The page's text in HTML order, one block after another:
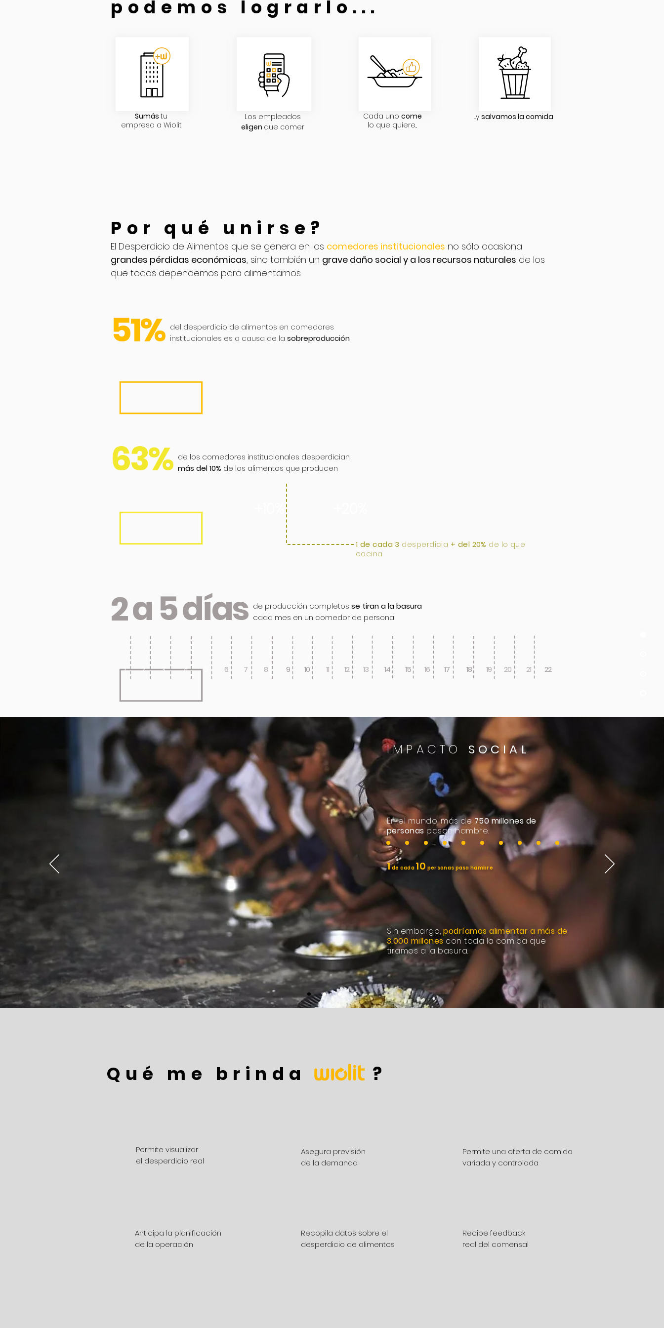
podemos lograrlo...
Sumás tu
empresa a Wiolit
Los empleados
eligen que comer
Cada uno come
lo que quiere...
...y salvamos la comida
Por qué unirse?
El Desperdicio de Alimentos que se genera en los comedores institucionales no sólo ocasiona
grandes pérdidas económicas, sino también un grave daño social y a los recursos naturales de los
que todos dependemos para alimentarnos.
51% del desperdicio de alimentos en comedores
institucionales es a causa de la sobreproducción
63% de los comedores institucionales desperdician
más del 10% de los alimentos que producen
1 de cada 3 desperdicia + del 20% de lo que
cocina
2 a 5 días de producción completos se tiran a la basura
cada mes en un comedor de personal
1 2 3 4 6 7 8 9 10 11 12 13 14 15 16 17 18 19 20 21 22
IMPACTO SOCIAL
En el mundo, más de750 millones de
personas pasan hambre.
1de cada 10 personas pasa hambre
Sin embargo,podríamos alimentar a más de
3.000 millones con toda la comida que
tiramos a la basura.
Qué me brinda ?
Permite visualizar
el desperdicio real
Asegura previsión
de la demanda
Permite una oferta de comida
variada y controlada
Anticipa la planificación
de la operación
Recopila datos sobre el
desperdicio de alimentos
Recibe feedback
real del comensal